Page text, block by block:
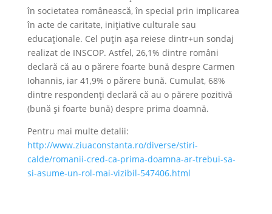
în societatea românească, în special prin implicarea
în acte de caritate, inițiative culturale sau
educaționale. Cel puţin aşa reiese dintr+un sondaj
realizat de INSCOP. Astfel, 26,1% dintre români
declară că au o părere foarte bună despre Carmen
Iohannis, iar 41,9% o părere bună. Cumulat, 68%
dintre respondenți declară că au o părere pozitivă
(bună și foarte bună) despre prima doamnă.
Pentru mai multe detalii:
http://www.ziuaconstanta.ro/diverse/stiri-
calde/romanii-cred-ca-prima-doamna-ar-trebui-sa-
si-asume-un-rol-mai-vizibil-547406.html